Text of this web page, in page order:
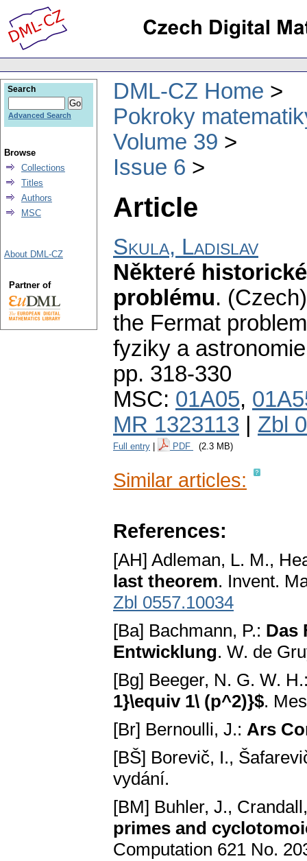
DML-CZ Home
Pokroky
Volume 39
Issue 6
Article
Skula, Ladislav
Některé
problému.
the Fermat
fyziky a astronomie
pp. 318-330
MSC: 01A05,
MR 1323113
Zbl
Full entry PDF (2.3 MB)
Similar articles:
References:
[AH] Adleman, L. M.,
last theorem. Invent.
Zbl 0557.10034
[Ba] Bachmann, P.: Das
Entwicklung. W. de
[Bg] Beeger, N. G. W.
1}\equiv 1\ (p^2)}$.
[Br] Bernoulli, J.: Ars
[BŠ] Borevič, I.,
vydání.
[BM] Buhler, J.,
primes and
Computation 621 No.
Search
Advanced Search
Browse
Collections
Titles
Authors
MSC
About DML-CZ
Partner of